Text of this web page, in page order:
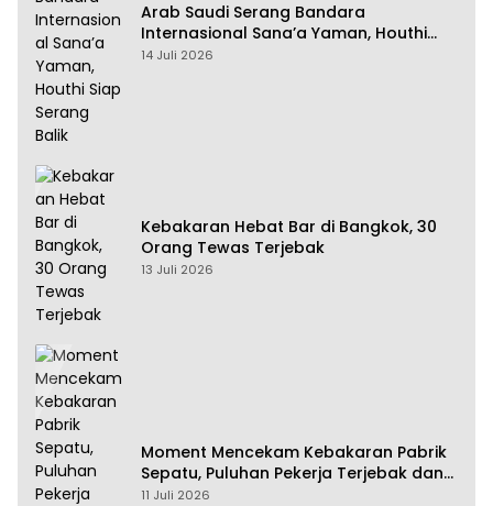
Arab Saudi Serang Bandara
Internasional Sana’a Yaman, Houthi
Siap Serang Balik
14 Juli 2026
Kebakaran Hebat Bar di Bangkok, 30
Orang Tewas Terjebak
13 Juli 2026
Moment Mencekam Kebakaran Pabrik
Sepatu, Puluhan Pekerja Terjebak dan
28 Orang Tewas
11 Juli 2026